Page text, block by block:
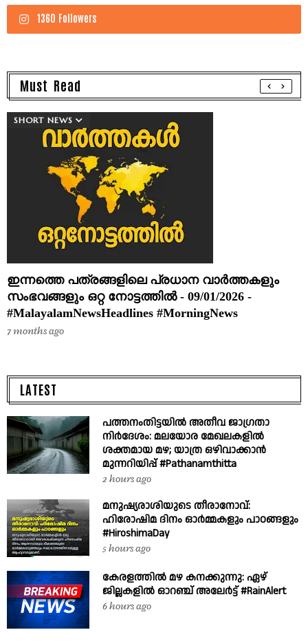
1360 Followers
Must Read
SHORT NEWS
ഇന്നത്തെ പത്രങ്ങളിലെ പ്രധാന വാർത്തകളും
സംഭവങ്ങളും ഒറ്റ നോട്ടത്തിൽ - 09/01/2026 -
#MalayalamNewsHeadlines #MorningNews
7 months ago
LATEST
പത്തനംതിട്ടയിൽ അതീവ ജാഗ്രതാ
നിർദേശം: മലയോര മേഖലകളിൽ
ശക്തമായ മഴ; യാത്ര ഒഴിവാക്കാൻ
മുന്നറിയിപ്പ് #Pathanamthitta
2 hours ago
മനുഷ്യരാശിയുടെ തീരാനോവ്:
ഹിരോഷിമ ദിനം ഓർമ്മകളും പാഠങ്ങളും
#HiroshimaDay
5 hours ago
കേരളത്തിൽ മഴ കനക്കുന്നു: ഏഴ്
ജില്ലകളിൽ ഓറഞ്ച് അലേർട്ട് #RainAlert
6 hours ago